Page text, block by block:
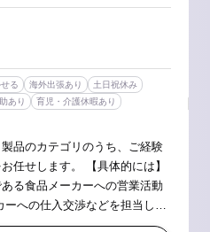
る 海外出張あり
土日祝休み
あり
育児・介護休暇あり
品のカテゴリのうち、ご経験
。 【具体的には】
る食品メーカーへの営業活動
への仕入交渉などを担当して
品加工業界に向けた食品添加